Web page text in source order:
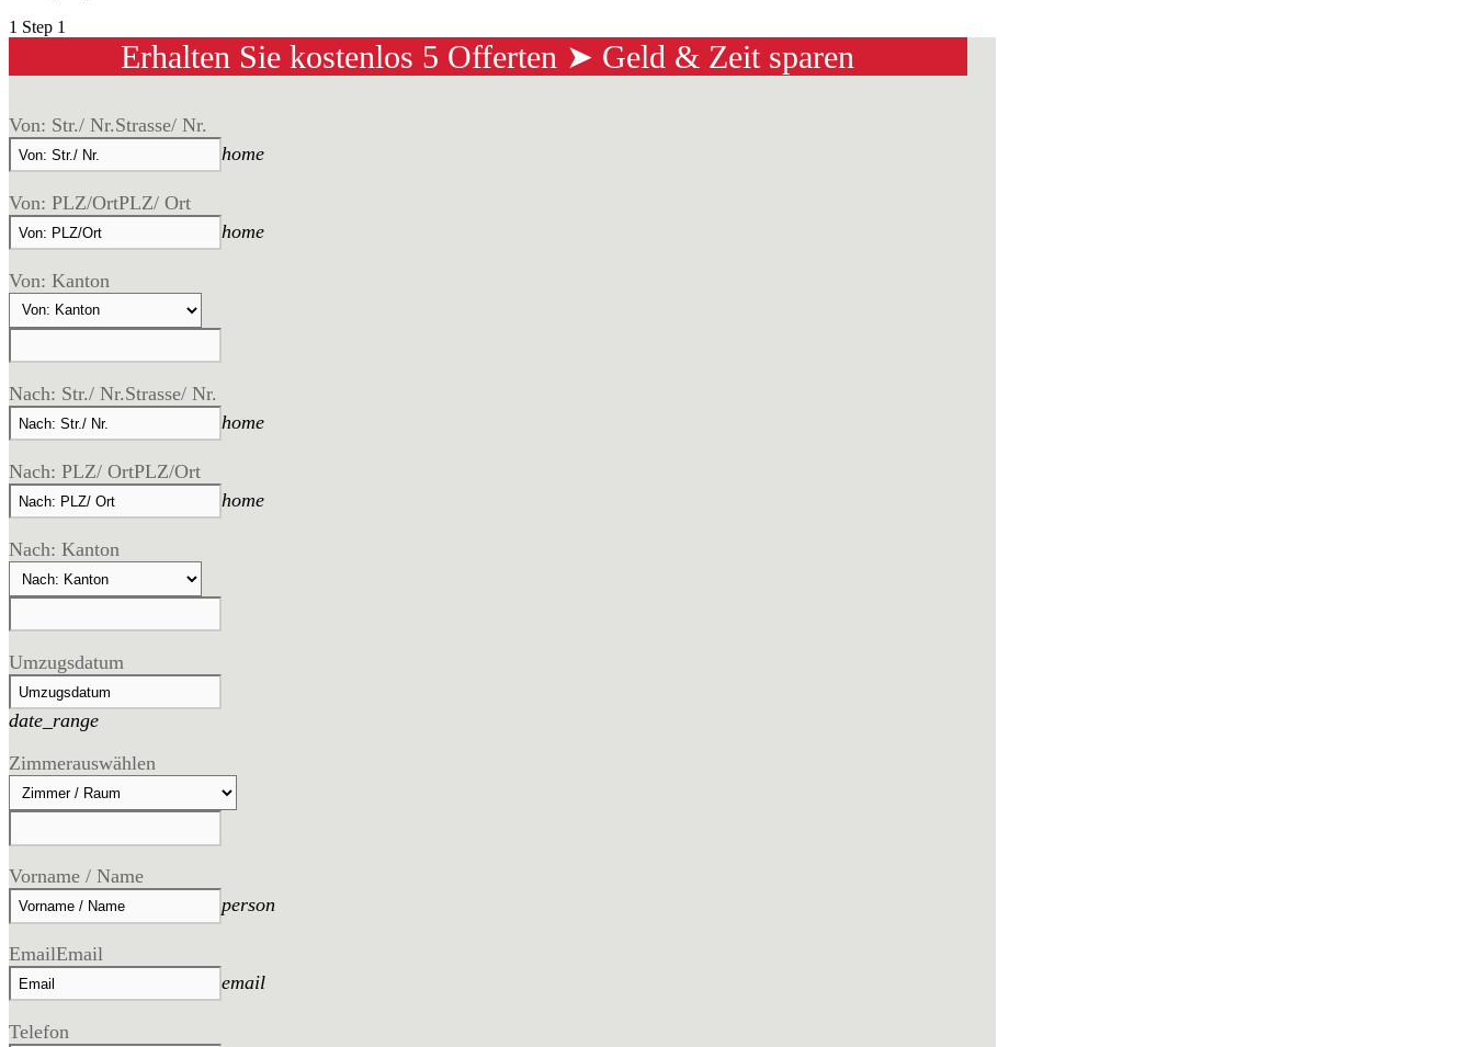
1 Step 1
Erhalten Sie kostenlos 5 Offerten ➤ Geld & Zeit sparen
Von: Str./ Nr.Strasse/ Nr.
home
Von: PLZ/OrtPLZ/ Ort
home
Von: Kanton
Nach: Str./ Nr.Strasse/ Nr.
home
Nach: PLZ/ OrtPLZ/Ort
home
Nach: Kanton
Umzugsdatum
date_range
Zimmerauswählen
Vorname / Name
person
EmailEmail
email
Telefon